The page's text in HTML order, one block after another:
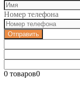
Номер телефона
Отправить
0 товаров0